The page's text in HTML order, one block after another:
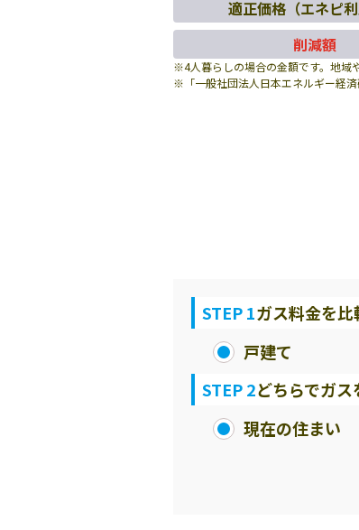
適正価格（エネピ利
削減額
※4人暮らしの場合の金額です。地域
※「一般社団法人日本エネルギー経済
STEP 1ガス料金を比
戸建て
STEP 2どちらでガス
現在の住まい